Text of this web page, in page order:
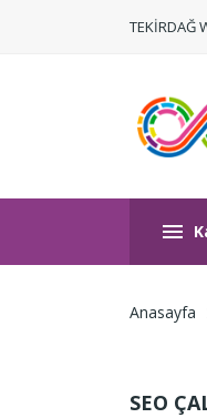
TEKİRDAĞ
Anasayfa
SEO